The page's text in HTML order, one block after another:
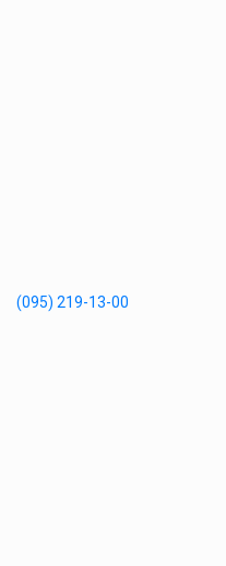
(095) 219-13-00